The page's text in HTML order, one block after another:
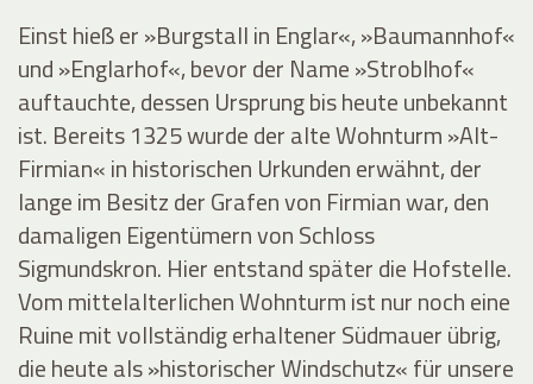
Einst hieß er »Burgstall in Englar«, »Baumannhof«
und »Englarhof«, bevor der Name »Stroblhof«
auftauchte, dessen Ursprung bis heute unbekannt
ist. Bereits 1325 wurde der alte Wohnturm »Alt-
Firmian« in historischen Urkunden erwähnt, der
lange im Besitz der Grafen von Firmian war, den
damaligen Eigentümern von Schloss
Sigmundskron. Hier entstand später die Hofstelle.
Vom mittelalterlichen Wohnturm ist nur noch eine
Ruine mit vollständig erhaltener Südmauer übrig,
die heute als »historischer Windschutz« für unsere